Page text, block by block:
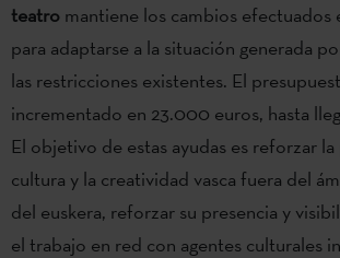
teatro mantiene los cambios efectuados
para adaptarse a la situación generada
las restricciones existentes. El
incrementado en 23.000 euros, hasta
El objetivo de estas ayudas es reforzar
cultura y la creatividad vasca fuera del
del euskera, reforzar su presencia y
el trabajo en red con agentes culturales